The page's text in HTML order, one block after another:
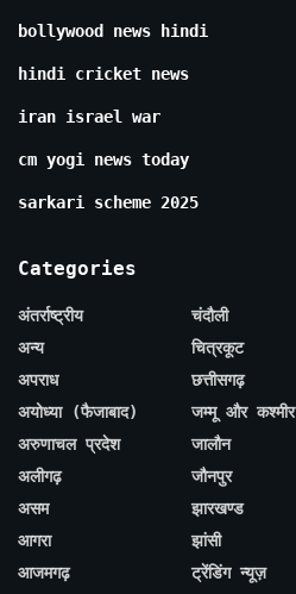
bollywood news hindi
hindi cricket news
iran israel war
cm yogi news today
sarkari scheme 2025
Categories
अंतर्राष्ट्रीय
अन्य
अपराध
अयोध्या (फैजाबाद)
अरुणाचल प्रदेश
अलीगढ़
असम
आगरा
आजमगढ़
चंदौली
चित्रकूट
छत्तीसगढ़
जम्मू और कश्मीर
जालौन
जौनपुर
झारखण्ड
झांसी
ट्रेंडिंग न्यूज़